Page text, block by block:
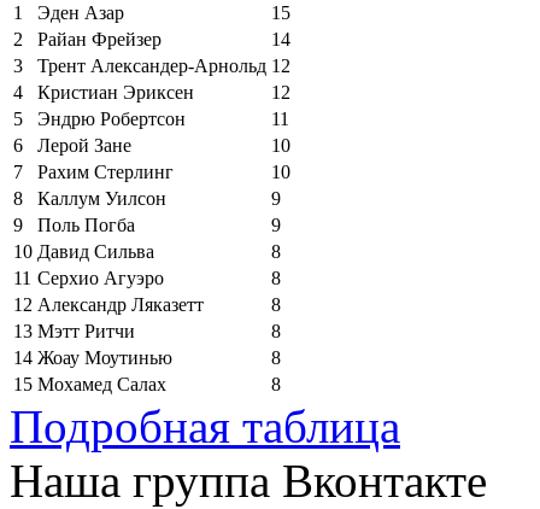
1
Эден Азар
15
2
Райан Фрейзер
14
3
Трент Александер-Арнольд 12
4
Кристиан Эриксен
12
5
Эндрю Робертсон
11
6
Лерой Зане
10
7
Рахим Стерлинг
10
8
Каллум Уилсон
9
9
Поль Погба
9
10 Давид Сильва
8
11 Серхио Агуэро
8
12 Александр Ляказетт
8
13 Мэтт Ритчи
8
14 Жоау Моутинью
8
15 Мохамед Салах 8
Подробная таблица
Наша группа Вконтакте